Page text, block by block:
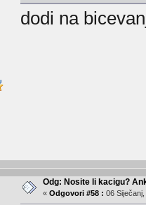
dodi na
Odg: Nosite li kacigu?
« Odgovori #58 : 06